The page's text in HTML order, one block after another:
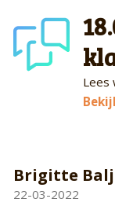
Lees
Rob
29-03-2022